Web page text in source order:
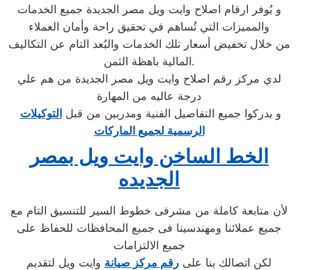
و يُوفر ارقام اصلاح وايت ويل مصر الجديدة جميع الخدمات
والمميزات التي تُساهم في تحقيق راحة وأمان العملاء
من خلال تخفيض أسعار تلك الخدمات والبُعد التام عن التكاليف
المالية باهظة الثمن.
لدي مركز رقم اصلاح وايت ويل مصر الجديدة من هم علي
درجة عاليه من المهارة
و يدركوا جميع التفاصيل الفنية ومدربين من قبل التوكيلات
الرسمية لجميع الماركات
الخط الساخن وايت ويل بمصر
الجديده
لأن متابعة كاملة من مشرفى خطوط السير للتنسيق التام مع
جميع عملائنا ومهندسينا فى جميع المحافظات للحفاظ على
جميع الالتزامات
لكن اتصالك بنا على رقم مركز صيانة وايت ويل لتقديم